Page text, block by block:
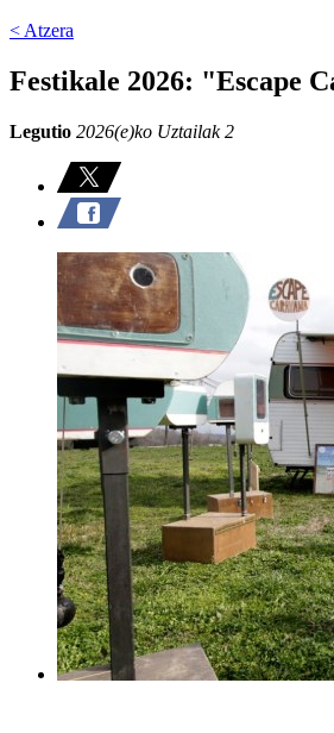
< Atzera
Festikale 2026: "Escape
Legutio 2026(e)ko Uztailak 2